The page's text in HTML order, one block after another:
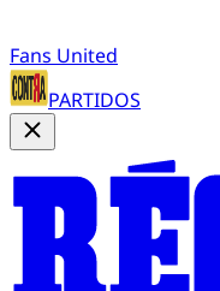
Fans United
PARTIDOS